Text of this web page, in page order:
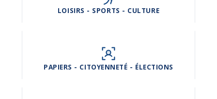
LOISIRS - SPORTS - CULTURE
PAPIERS - CITOYENNETÉ - ÉLECTIONS